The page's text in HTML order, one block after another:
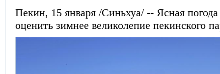
Пекин, 15 января /Синьхуа/ -- Ясная погода
оценить зимнее великолепие пекинского